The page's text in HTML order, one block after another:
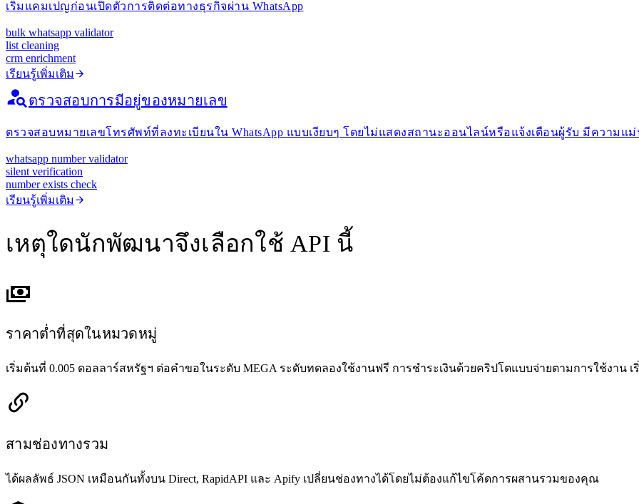
เริ่มแคมเปญก่อนเปิดตัวการติดต่อทางธุรกิจผ่าน WhatsApp
bulk whatsapp validator
list cleaning
crm enrichment
เรียนรู้เพิ่มเติม
ตรวจสอบการมีอยู่ของหมายเลข
ตรวจสอบหมายเลขโทรศัพท์ที่ลงทะเบียนใน WhatsApp แบบเงียบๆ โดยไม่แสดงสถานะออนไลน์หรือแจ้งเตือนผู้รับ มีความแม่
whatsapp number validator
silent verification
number exists check
เรียนรู้เพิ่มเติม
เหตุใดนักพัฒนาจึงเลือกใช้ API นี้
ราคาต่ำที่สุดในหมวดหมู่
เริ่มต้นที่ 0.005 ดอลลาร์สหรัฐฯ ต่อคำขอในระดับ MEGA ระดับทดลองใช้งานฟรี การชำระเงินด้วยคริปโตแบบจ่ายตามการใช้งาน เ
สามช่องทางรวม
ได้ผลลัพธ์ JSON เหมือนกันทั้งบน Direct, RapidAPI และ Apify เปลี่ยนช่องทางได้โดยไม่ต้องแก้ไขโค้ดการผสานรวมของคุณ